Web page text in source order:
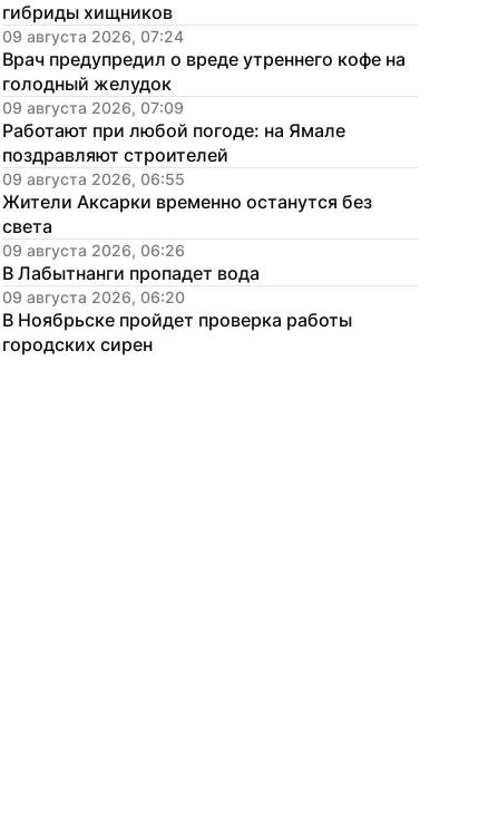
гибриды хищников
09 августа 2026, 07:24
Врач предупредил о вреде утреннего кофе на
голодный желудок
09 августа 2026, 07:09
Работают при любой погоде: на Ямале
поздравляют строителей
09 августа 2026, 06:55
Жители Аксарки временно останутся без
света
09 августа 2026, 06:26
В Лабытнанги пропадет вода
09 августа 2026, 06:20
В Ноябрьске пройдет проверка работы
городских сирен